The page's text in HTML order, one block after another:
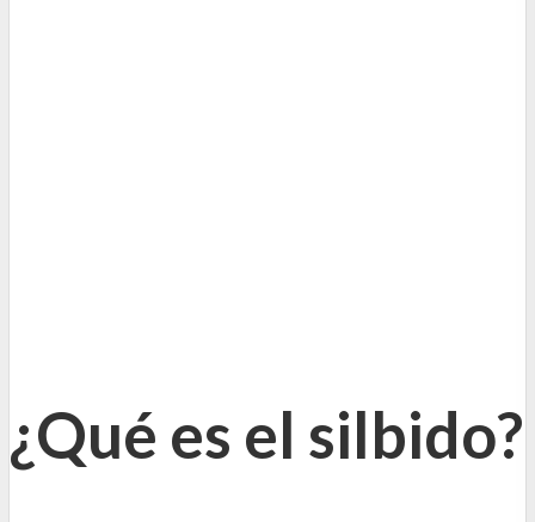
¿Qué es el silbido?